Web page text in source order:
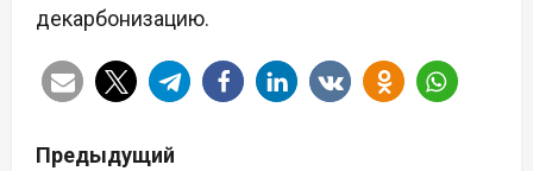
декарбонизацию.
Н
Предыдущий